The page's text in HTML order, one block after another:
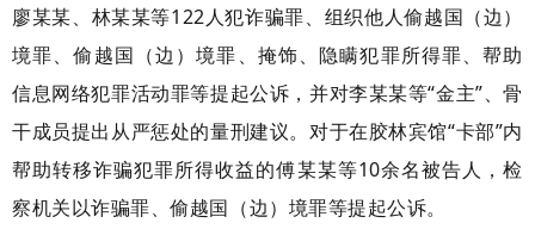
廖某某、林某某等122人犯诈骗罪、组织他人偷越国（边）
境罪、偷越国（边）境罪、掩饰、隐瞒犯罪所得罪、帮助
信息网络犯罪活动罪等提起公诉，并对李某某等“金主”、骨
干成员提出从严惩处的量刑建议。对于在胶林宾馆“卡部”内
帮助转移诈骗犯罪所得收益的傅某某等10余名被告人，检
察机关以诈骗罪、偷越国（边）境罪等提起公诉。